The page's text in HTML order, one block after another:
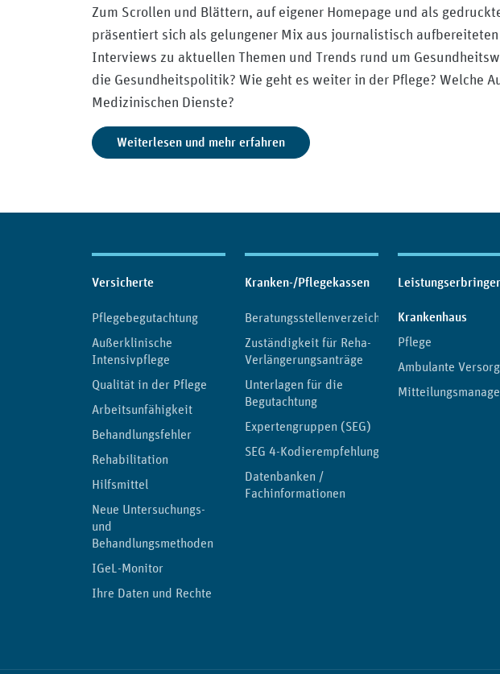
Zum Scrollen und Blättern, auf eigener Homepage und als
präsentiert sich als gelungener Mix aus journalistisch
Interviews zu aktuellen Themen und Trends rund um
die Gesundheitspolitik? Wie geht es weiter in der Pflege? Welche
Medizinischen Dienste?
Weiterlesen und mehr erfahren
Inhaltsübersicht
Versicherte
Pflegebegutachtung
Außerklinische
Intensivpflege
Qualität in der Pflege
Arbeitsunfähigkeit
Behandlungsfehler
Rehabilitation
Hilfsmittel
Neue Untersuchungs-
und
Behandlungsmethoden
IGeL-Monitor
Ihre Daten und Rechte
Kranken-/Pflegekassen
Beratungsstellenverzeichnis
Zuständigkeit für Reha-
Verlängerungsanträge
Unterlagen für die
Begutachtung
Expertengruppen (SEG)
SEG 4-Kodierempfehlungen
Datenbanken /
Fachinformationen
Leistungserbringer
Krankenhaus
Pflege
Ambulante